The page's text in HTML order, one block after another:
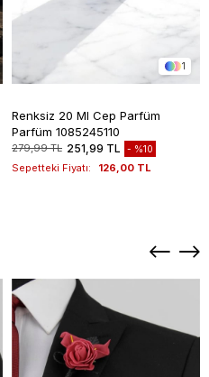
1
Renksiz 20 Ml Cep Parfüm
Parfüm 1085245110
279,99 TL 251,99 TL %10
Sepetteki Fiyatı: 126,00 TL